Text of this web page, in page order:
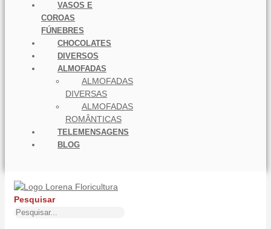
VASOS E
COROAS
FÚNEBRES
CHOCOLATES
DIVERSOS
ALMOFADAS
ALMOFADAS
DIVERSAS
ALMOFADAS
ROMÂNTICAS
TELEMENSAGENS
BLOG
Pesquisar